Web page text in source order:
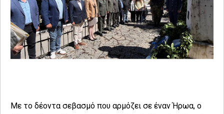
Με το δέοντα σεβασμό που αρμόζει σε έναν Ήρωα, ο